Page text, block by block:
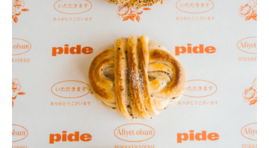
2026年6月号「大銀座 トレンドが生まれる 新しい一流店へ。」
2026年5月号「“大好き”に出会いに。韓国」
2026年4月号「未来をつくる、学びの教科書。」
2026年3月号「スイーツ予想図 2026」
2026年2月号「良運を掴む 新・開運術。」
FOLLOW US!
ん
〈
p
i
d
e
〉